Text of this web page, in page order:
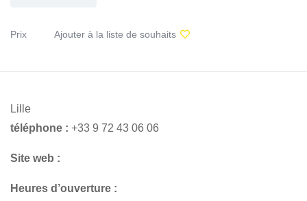
Prix Ajouter à la liste de souhaits
Lille
téléphone : +33 9 72 43 06 06
Site web :
Heures d’ouverture :